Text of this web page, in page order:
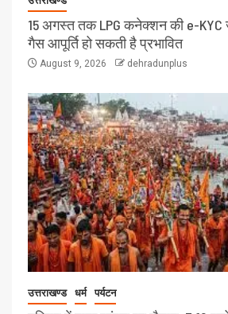
15 अगस्त तक LPG कनेक्शन की e-KYC
गैस आपूर्ति हो सकती है प्रभावित
August 9, 2026 dehradunplus
उत्तराखण्ड धर्म पर्यटन